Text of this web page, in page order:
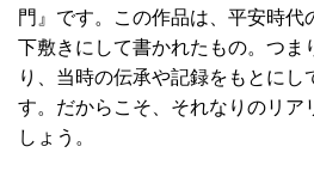
門』です。この作品は、平安時代
下敷きにして書かれたもの。つま
り、当時の伝承や記録をもとにし
す。だからこそ、それなりのリア
しょう。